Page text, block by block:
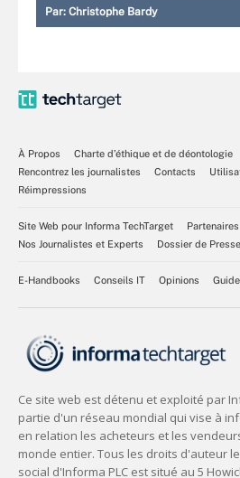
Par: Christophe Bardy
À Propos
Charte d’éthique et de déontologie
Rencontrez les journalistes
Contacts
Réimpressions
Site Web pour Informa TechTarget Partenaires
Nos Journalistes et Experts
Dossier de Presse
E-Handbooks Conseils IT Opinions